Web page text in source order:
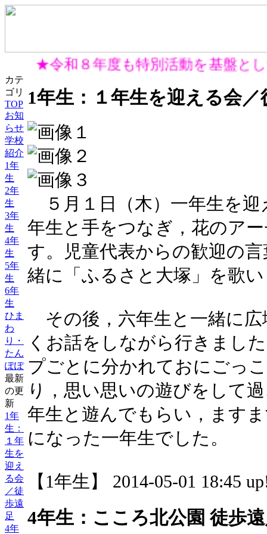
★令和８年度も特別活動を基盤と
カテ
ゴリ
TOP
お知
らせ
学校
紹介
1年
生
2年
生
3年
生
4年
生
5年
生
6年
生
ひま
わ
り・
たん
ぽぽ
最新
の更
新
1年
生：
１年
生を
迎え
る会
／徒
歩遠
足
4年
1年生：１年生を迎える会／
５月１日（木）一年生を迎
年生と手をつなぎ，花のア
す。児童代表からの歓迎の
緒に「ふるさと大塚」を歌
その後，六年生と一緒に広
くお話をしながら行きまし
プごとに分かれておにごっ
り，思い思いの遊びをして
年生と遊んでもらい，ます
になった一年生でした。
【1年生】 2014-05-01 18:45
4年生：こころ北公園 徒歩